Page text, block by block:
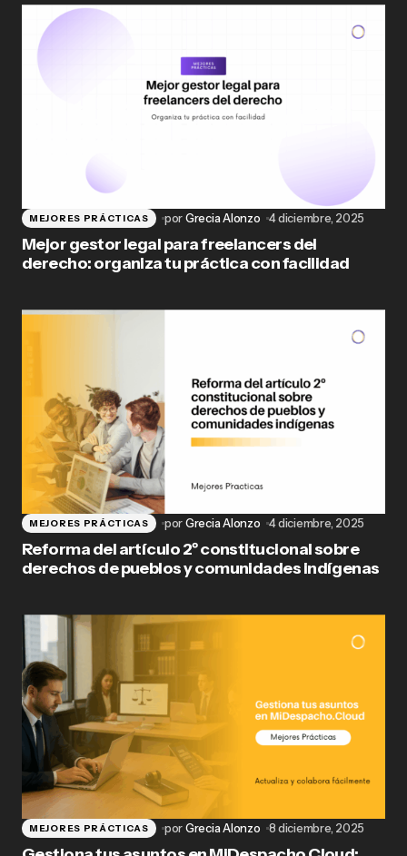
MEJORES PRÁCTICAS porGrecia Alonzo 4 diciembre, 2025
Mejor gestor legal para freelancers del
derecho: organiza tu práctica con facilidad
MEJORES PRÁCTICAS porGrecia Alonzo 4 diciembre, 2025
Reforma del artículo 2º constitucional sobre
derechos de pueblos y comunidades indígenas
MEJORES PRÁCTICAS porGrecia Alonzo 8 diciembre, 2025